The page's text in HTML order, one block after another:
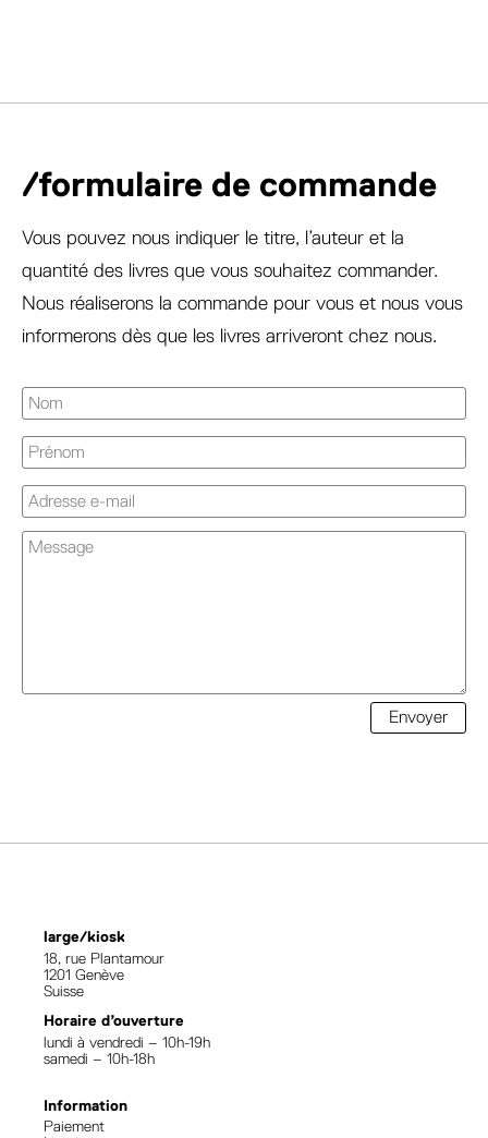
/formulaire de commande
Vous pouvez nous indiquer le titre, l’auteur et la
quantité des livres que vous souhaitez commander.
Nous réaliserons la commande pour vous et nous vous
informerons dès que les livres arriveront chez nous.
Envoyer
large/kiosk
18, rue Plantamour
1201 Genève
Suisse
Horaire d’ouverture
lundi à vendredi – 10h-19h
samedi – 10h-18h
Information
Paiement